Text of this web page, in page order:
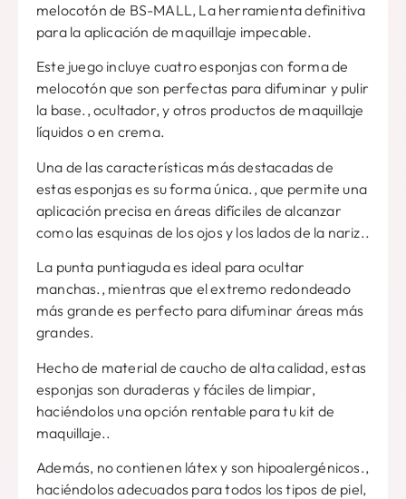
melocotón de BS-MALL, La herramienta definitiva
para la aplicación de maquillaje impecable.
Este juego incluye cuatro esponjas con forma de
melocotón que son perfectas para difuminar y pulir
la base., ocultador, y otros productos de maquillaje
líquidos o en crema.
Una de las características más destacadas de
estas esponjas es su forma única., que permite una
aplicación precisa en áreas difíciles de alcanzar
como las esquinas de los ojos y los lados de la nariz..
La punta puntiaguda es ideal para ocultar
manchas., mientras que el extremo redondeado
más grande es perfecto para difuminar áreas más
grandes.
Hecho de material de caucho de alta calidad, estas
esponjas son duraderas y fáciles de limpiar,
haciéndolos una opción rentable para tu kit de
maquillaje..
Además, no contienen látex y son hipoalergénicos.,
haciéndolos adecuados para todos los tipos de piel,